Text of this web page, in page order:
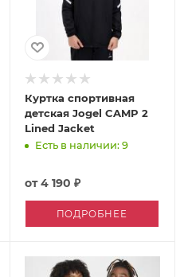
Куртка спортивная
детская Jogel CAMP 2
Lined Jacket
Есть в наличии: 9
от4 190 ₽
ПОДРОБНЕЕ